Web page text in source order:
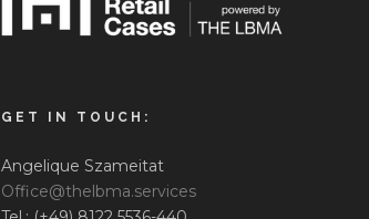
GET IN TOUCH:
Angelique Szameitat
Office@thelbma.services